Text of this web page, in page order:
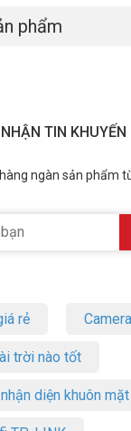
phẩm
TIN KHUYẾN
ngàn sản phẩm
rẻ
trời nào tốt
diện khuôn mặt